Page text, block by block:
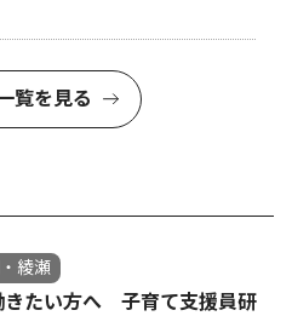
覧を見る
綾瀬
きたい方へ 子育て支援員研